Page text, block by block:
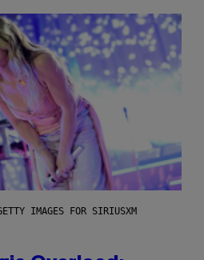
IMAGES FOR SIRIUSXM